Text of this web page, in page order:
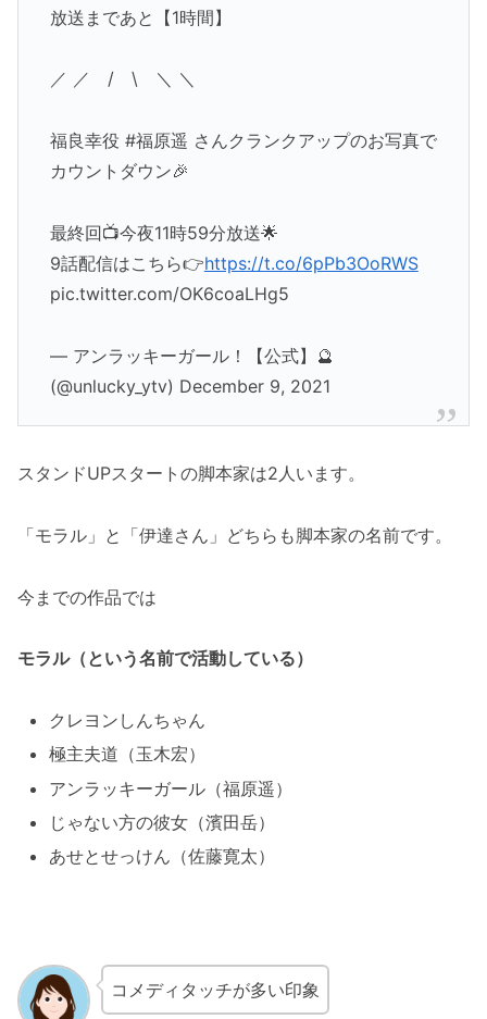
放送まであと【1時間】
／ ／ / \ ＼ ＼
福良幸役 #福原遥 さんクランクアップのお写真で
カウントダウン🎉
最終回📺今夜11時59分放送🌟
9話配信はこちら👉https://t.co/6pPb3OoRWS
pic.twitter.com/OK6coaLHg5
— アンラッキーガール！【公式】🔮
(@unlucky_ytv) December 9, 2021
スタンドUPスタートの脚本家は2人います。
「モラル」と「伊達さん」どちらも脚本家の名前です。
今までの作品では
モラル（という名前で活動している）
クレヨンしんちゃん
極主夫道（玉木宏）
アンラッキーガール（福原遥）
じゃない方の彼女（濱田岳）
あせとせっけん（佐藤寛太）
コメディタッチが多い印象